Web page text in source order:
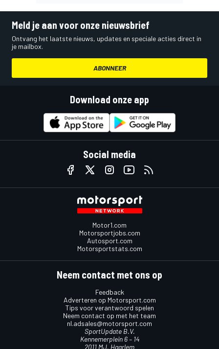
Meld je aan voor onze nieuwsbrief
Ontvang het laatste nieuws, updates en speciale acties direct in
je mailbox.
ABONNEER
Download onze app
Social media
Motor1.com
Motorsportjobs.com
Autosport.com
Motorsportstats.com
Neem contact met ons op
Feedback
Adverteren op Motorsport.com
Tips voor verantwoord spelen
Neem contact op met het team
nl.adsales@motorsport.com
SportUpdate B.V.
Kennemerplein 6 – 14
2011 MJ, Haarlem